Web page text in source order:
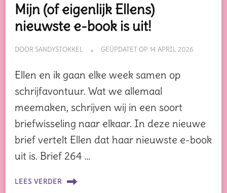
Mijn (of eigenlijk Ellens)
nieuwste e-book is uit!
DOORSANDYSTOKKEL GEÜPDATET OP14 APRIL 2026
Ellen en ik gaan elke week samen op
schrijfavontuur. Wat we allemaal
meemaken, schrijven wij in een soort
briefwisseling naar elkaar. In deze nieuwe
brief vertelt Ellen dat haar nieuwste e-book
uit is. Brief 264 …
LEES VERDER